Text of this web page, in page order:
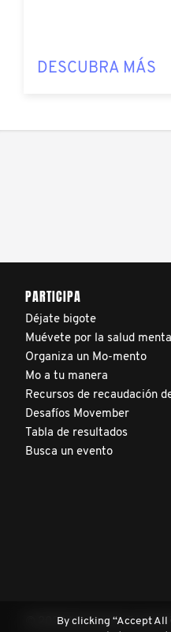
DESCUBRA MÁS
PARTICIPA
Déjate bigote
Muévete por la salud
Organiza un Mo-mento
Mo a tu manera
Recursos de recaudación
Desafíos Movember
Tabla de resultados
Busca un evento
© 2026 Movember Europe.
By clicking “Accept